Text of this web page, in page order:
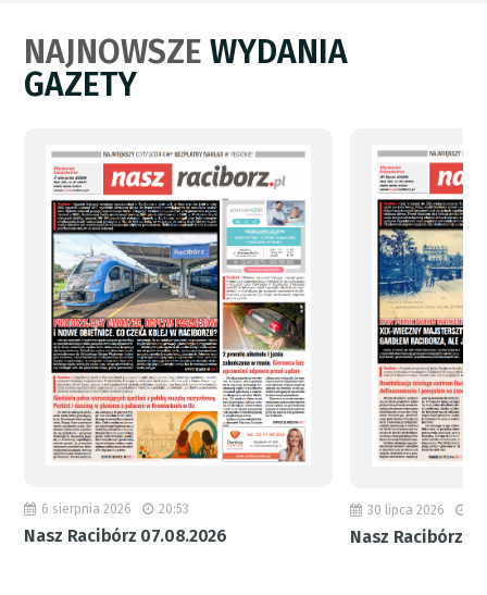
NAJNOWSZEWYDANIA
GAZETY
6 sierpnia 2026 20:53
Nasz Racibórz 07.08.2026
30 lipca 2026
Nasz Racibórz